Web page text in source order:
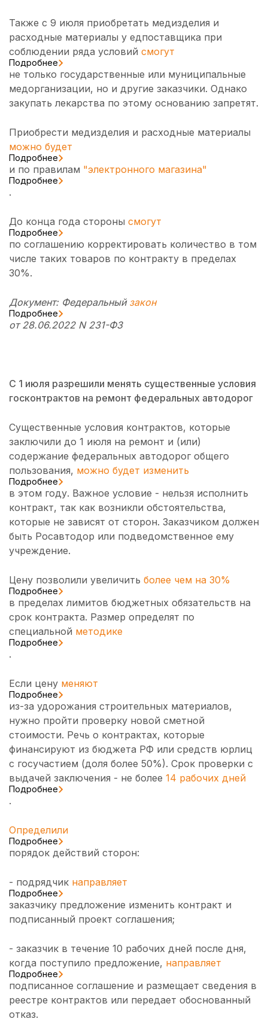
Также с 9 июля приобретать медизделия и
расходные материалы у едпоставщика при
соблюдении ряда условий смогут
Подробнее
не только государственные или муниципальные
медорганизации, но и другие заказчики. Однако
закупать лекарства по этому основанию запретят.
Приобрести медизделия и расходные материалы
можно будет
Подробнее
и по правилам "электронного магазина"
Подробнее
.
До конца года стороны смогут
Подробнее
по соглашению корректировать количество в том
числе таких товаров по контракту в пределах
30%.
Документ: Федеральный закон
Подробнее
от 28.06.2022 N 231-ФЗ
С 1 июля разрешили менять существенные условия
госконтрактов на ремонт федеральных автодорог
Существенные условия контрактов, которые
заключили до 1 июля на ремонт и (или)
содержание федеральных автодорог общего
пользования, можно будет изменить
Подробнее
в этом году. Важное условие - нельзя исполнить
контракт, так как возникли обстоятельства,
которые не зависят от сторон. Заказчиком должен
быть Росавтодор или подведомственное ему
учреждение.
Цену позволили увеличить более чем на 30%
Подробнее
в пределах лимитов бюджетных обязательств на
срок контракта. Размер определят по
специальной методике
Подробнее
.
Если цену меняют
Подробнее
из-за удорожания строительных материалов,
нужно пройти проверку новой сметной
стоимости. Речь о контрактах, которые
финансируют из бюджета РФ или средств юрлиц
с госучастием (доля более 50%). Срок проверки с
выдачей заключения - не более 14 рабочих дней
Подробнее
.
Определили
Подробнее
порядок действий сторон:
- подрядчик направляет
Подробнее
заказчику предложение изменить контракт и
подписанный проект соглашения;
- заказчик в течение 10 рабочих дней после дня,
когда поступило предложение, направляет
Подробнее
подписанное соглашение и размещает сведения в
реестре контрактов или передает обоснованный
отказ.